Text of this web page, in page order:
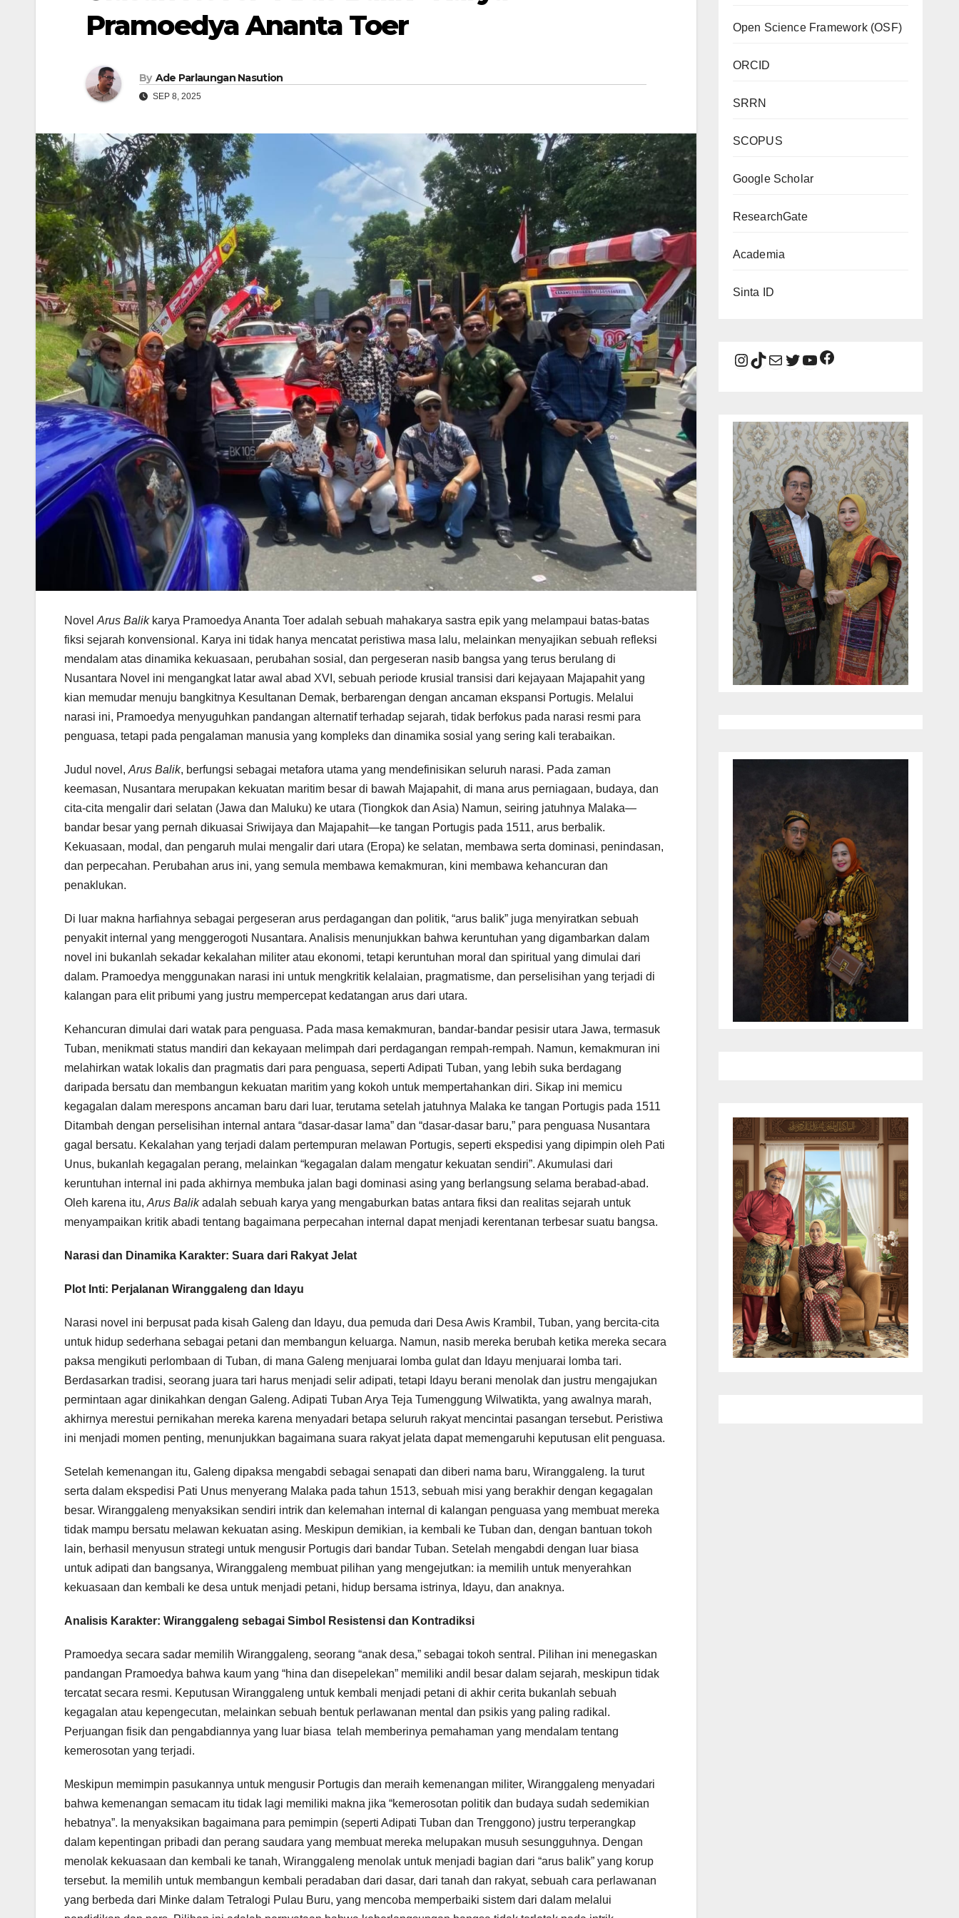
Pramoedya Ananta Toer
By Ade Parlaungan Nasution
SEP 8, 2025
Novel Arus Balikkarya Pramoedya Ananta Toer adalah sebuah mahakarya sastra epik yang melampaui batas-batas
fiksi sejarah konvensional. Karya ini tidak hanya mencatat peristiwa masa lalu, melainkan menyajikan sebuah refleksi
mendalam atas dinamika kekuasaan, perubahan sosial, dan pergeseran nasib bangsa yang terus berulang di
Nusantara Novel ini mengangkat latar awal abad XVI, sebuah periode krusial transisi dari kejayaan Majapahit yang
kian memudar menuju bangkitnya Kesultanan Demak, berbarengan dengan ancaman ekspansi Portugis. Melalui
narasi ini, Pramoedya menyuguhkan pandangan alternatif terhadap sejarah, tidak berfokus pada narasi resmi para
penguasa, tetapi pada pengalaman manusia yang kompleks dan dinamika sosial yang sering kali terabaikan.
Judul novel, Arus Balik, berfungsi sebagai metafora utama yang mendefinisikan seluruh narasi. Pada zaman
keemasan, Nusantara merupakan kekuatan maritim besar di bawah Majapahit, di mana arus perniagaan, budaya, dan
cita-cita mengalir dari selatan (Jawa dan Maluku) ke utara (Tiongkok dan Asia) Namun, seiring jatuhnya Malaka—
bandar besar yang pernah dikuasai Sriwijaya dan Majapahit—ke tangan Portugis pada 1511, arus berbalik.
Kekuasaan, modal, dan pengaruh mulai mengalir dari utara (Eropa) ke selatan, membawa serta dominasi, penindasan,
dan perpecahan. Perubahan arus ini, yang semula membawa kemakmuran, kini membawa kehancuran dan
penaklukan.
Di luar makna harfiahnya sebagai pergeseran arus perdagangan dan politik, “arus balik” juga menyiratkan sebuah
penyakit internal yang menggerogoti Nusantara. Analisis menunjukkan bahwa keruntuhan yang digambarkan dalam
novel ini bukanlah sekadar kekalahan militer atau ekonomi, tetapi keruntuhan moral dan spiritual yang dimulai dari
dalam. Pramoedya menggunakan narasi ini untuk mengkritik kelalaian, pragmatisme, dan perselisihan yang terjadi di
kalangan para elit pribumi yang justru mempercepat kedatangan arus dari utara.
Kehancuran dimulai dari watak para penguasa. Pada masa kemakmuran, bandar-bandar pesisir utara Jawa, termasuk
Tuban, menikmati status mandiri dan kekayaan melimpah dari perdagangan rempah-rempah. Namun, kemakmuran ini
melahirkan watak lokalis dan pragmatis dari para penguasa, seperti Adipati Tuban, yang lebih suka berdagang
daripada bersatu dan membangun kekuatan maritim yang kokoh untuk mempertahankan diri. Sikap ini memicu
kegagalan dalam merespons ancaman baru dari luar, terutama setelah jatuhnya Malaka ke tangan Portugis pada 1511
Ditambah dengan perselisihan internal antara “dasar-dasar lama” dan “dasar-dasar baru,” para penguasa Nusantara
gagal bersatu. Kekalahan yang terjadi dalam pertempuran melawan Portugis, seperti ekspedisi yang dipimpin oleh Pati
Unus, bukanlah kegagalan perang, melainkan “kegagalan dalam mengatur kekuatan sendiri”. Akumulasi dari
keruntuhan internal ini pada akhirnya membuka jalan bagi dominasi asing yang berlangsung selama berabad-abad.
Oleh karena itu, Arus Balikadalah sebuah karya yang mengaburkan batas antara fiksi dan realitas sejarah untuk
menyampaikan kritik abadi tentang bagaimana perpecahan internal dapat menjadi kerentanan terbesar suatu bangsa.
Narasi dan Dinamika Karakter: Suara dari Rakyat Jelat
Plot Inti: Perjalanan Wiranggaleng dan Idayu
Narasi novel ini berpusat pada kisah Galeng dan Idayu, dua pemuda dari Desa Awis Krambil, Tuban, yang bercita-cita
untuk hidup sederhana sebagai petani dan membangun keluarga. Namun, nasib mereka berubah ketika mereka secara
paksa mengikuti perlombaan di Tuban, di mana Galeng menjuarai lomba gulat dan Idayu menjuarai lomba tari.
Berdasarkan tradisi, seorang juara tari harus menjadi selir adipati, tetapi Idayu berani menolak dan justru mengajukan
permintaan agar dinikahkan dengan Galeng. Adipati Tuban Arya Teja Tumenggung Wilwatikta, yang awalnya marah,
akhirnya merestui pernikahan mereka karena menyadari betapa seluruh rakyat mencintai pasangan tersebut. Peristiwa
ini menjadi momen penting, menunjukkan bagaimana suara rakyat jelata dapat memengaruhi keputusan elit penguasa.
Setelah kemenangan itu, Galeng dipaksa mengabdi sebagai senapati dan diberi nama baru, Wiranggaleng. Ia turut
serta dalam ekspedisi Pati Unus menyerang Malaka pada tahun 1513, sebuah misi yang berakhir dengan kegagalan
besar. Wiranggaleng menyaksikan sendiri intrik dan kelemahan internal di kalangan penguasa yang membuat mereka
tidak mampu bersatu melawan kekuatan asing. Meskipun demikian, ia kembali ke Tuban dan, dengan bantuan tokoh
lain, berhasil menyusun strategi untuk mengusir Portugis dari bandar Tuban. Setelah mengabdi dengan luar biasa
untuk adipati dan bangsanya, Wiranggaleng membuat pilihan yang mengejutkan: ia memilih untuk menyerahkan
kekuasaan dan kembali ke desa untuk menjadi petani, hidup bersama istrinya, Idayu, dan anaknya.
Analisis Karakter: Wiranggaleng sebagai Simbol Resistensi dan Kontradiksi
Pramoedya secara sadar memilih Wiranggaleng, seorang “anak desa,” sebagai tokoh sentral. Pilihan ini menegaskan
pandangan Pramoedya bahwa kaum yang “hina dan disepelekan” memiliki andil besar dalam sejarah, meskipun tidak
tercatat secara resmi. Keputusan Wiranggaleng untuk kembali menjadi petani di akhir cerita bukanlah sebuah
kegagalan atau kepengecutan, melainkan sebuah bentuk perlawanan mental dan psikis yang paling radikal.
Perjuangan fisik dan pengabdiannya yang luar biasa telah memberinya pemahaman yang mendalam tentang
kemerosotan yang terjadi.
Meskipun memimpin pasukannya untuk mengusir Portugis dan meraih kemenangan militer, Wiranggaleng menyadari
bahwa kemenangan semacam itu tidak lagi memiliki makna jika “kemerosotan politik dan budaya sudah sedemikian
hebatnya”. Ia menyaksikan bagaimana para pemimpin (seperti Adipati Tuban dan Trenggono) justru terperangkap
dalam kepentingan pribadi dan perang saudara yang membuat mereka melupakan musuh sesungguhnya. Dengan
menolak kekuasaan dan kembali ke tanah, Wiranggaleng menolak untuk menjadi bagian dari “arus balik” yang korup
tersebut. Ia memilih untuk membangun kembali peradaban dari dasar, dari tanah dan rakyat, sebuah cara perlawanan
yang berbeda dari Minke dalam Tetralogi Pulau Buru, yang mencoba memperbaiki sistem dari dalam melalui
Open Science Framework (OSF)
ORCID
SRRN
SCOPUS
Google Scholar
ResearchGate
Academia
Sinta ID
Instagram
TikTok
MailTwitter
YouTube
Facebook